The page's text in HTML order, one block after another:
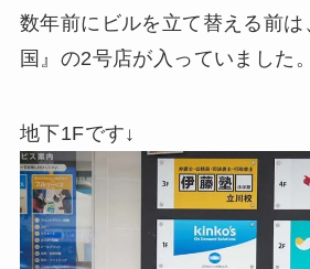
数年前にビルを立て替える前
国』の2号店が入っていました。
地下1Fです↓